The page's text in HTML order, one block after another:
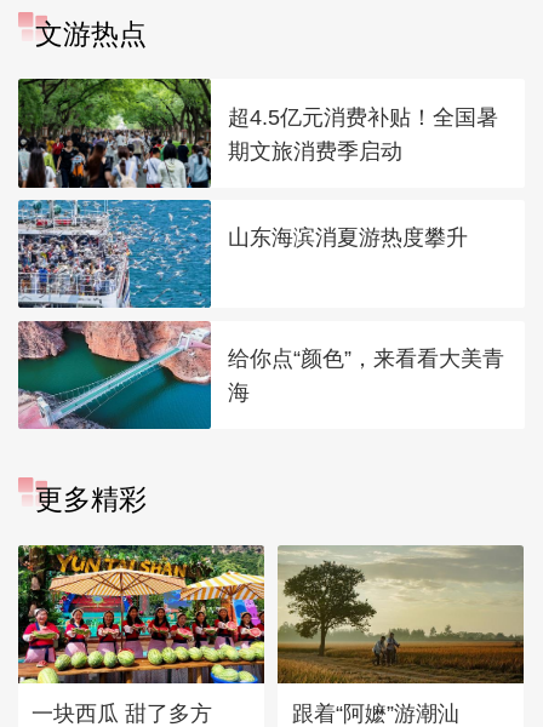
文游热点
超4.5亿元消费补贴！全国暑
期文旅消费季启动
山东海滨消夏游热度攀升
给你点“颜色”，来看看大美青
海
更多精彩
一块西瓜 甜了多方 跟着“阿嬷”游潮汕